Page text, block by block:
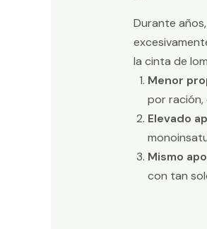
Durante
la cinta de
Menor
por ración,
Elevado
Mismo
con tan